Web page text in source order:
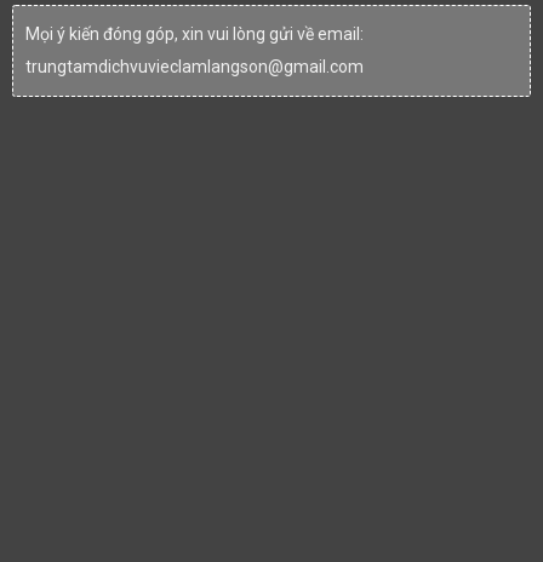
Mọi ý kiến đóng góp, xin vui lòng gửi về email:
trungtamdichvuvieclamlangson@gmail.com